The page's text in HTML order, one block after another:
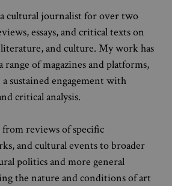
a cultural journalist for over two
essays, and critical texts on
and culture. My work has
range of magazines and platforms,
sustained engagement with
critical analysis.
reviews of specific
and cultural events to broader
politics and more general
the nature and conditions of art